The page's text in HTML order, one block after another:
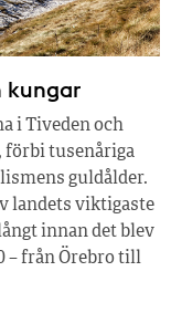
kungar
i Tiveden och
förbi tusenåriga
guldålder.
landets viktigaste
innan det blev
– från Örebro till